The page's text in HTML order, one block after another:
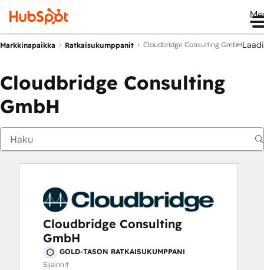
Markkinapaikka Ratkaisukumppanit Cloudbridge Consulting GmbHLaadi
Cloudbridge Consulting
GmbH
Cloudbridge Consulting
GmbH
GOLD-TASON RATKAISUKUMPPANI
Sijainnit